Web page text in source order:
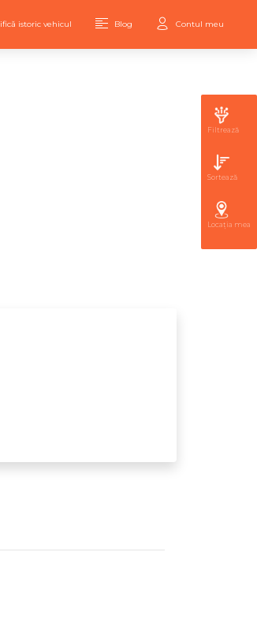
istoric vehicul Blog Contul meu
Filtrează
Sortează
Locația mea